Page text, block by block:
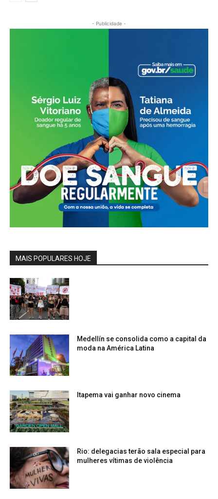
- Publicidade -
MAIS POPULARES HOJE
Medellín se consolida como a capital da
moda na América Latina
Itapema vai ganhar novo cinema
Rio: delegacias terão sala especial para
mulheres vítimas de violência